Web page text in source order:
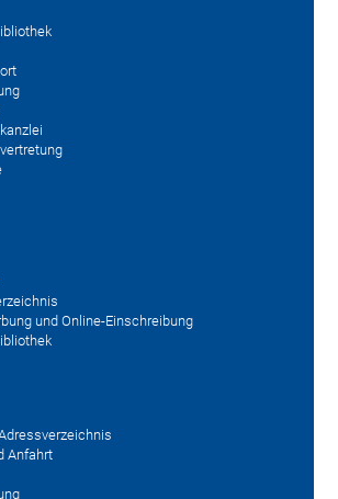
und Online-Einschreibung
Anfahrt